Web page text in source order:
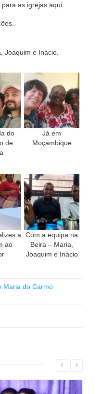
as igrejas aqui.
Joaquim e Inácio.
do
de
Já em
Moçambique
a
ao
Com a equipa na
Beira – Maria,
Joaquim e Inácio
Maria do Carmo